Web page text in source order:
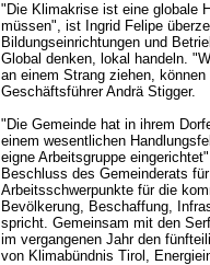
"Die Klimakrise ist eine globale
müssen", ist Ingrid Felipe
Bildungseinrichtungen und
Global denken, lokal handeln.
an einem Strang ziehen,
Geschäftsführer Andrä Stigger.
"Die Gemeinde hat in ihrem
einem wesentlichen
eigne Arbeitsgruppe
Beschluss des Gemeinderats
Arbeitsschwerpunkte für die
Bevölkerung, Beschaffung,
spricht. Gemeinsam mit den
im vergangenen Jahr den
von Klimabündnis Tirol,